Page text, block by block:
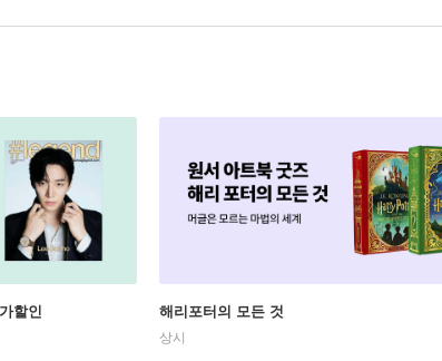
할인 해리포터의 모든 것
상시